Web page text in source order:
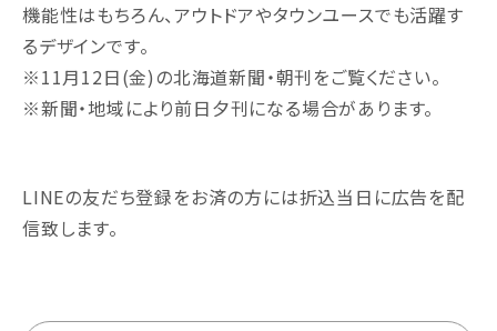
機能性はもちろん、アウトドアやタウンユースでも活躍す
るデザインです。
※11月12日(金)の北海道新聞・朝刊をご覧ください。
※新聞・地域により前日夕刊になる場合があります。
LINEの友だち登録をお済の方には折込当日に広告を配
信致します。